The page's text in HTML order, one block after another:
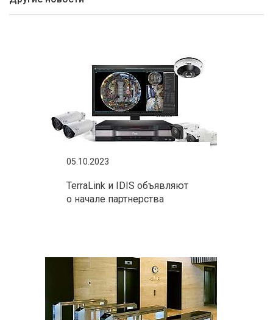
05.10.2023
TerraLink и IDIS объявляют
о начале партнерства